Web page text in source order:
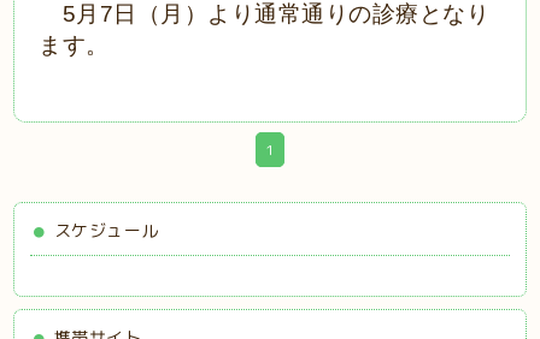
5月7日（月）より通常通りの診療となり
ます。
1
スケジュール